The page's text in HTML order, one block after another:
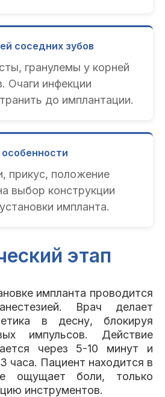
соседних зубов
гранулемы у корней
Очаги инфекции
до имплантации.
прикус, положение
выбор конструкции
импланта.
этап
импланта проводится
Врач делает
в десну, блокируя
импульсов. Действие
через 5-10 минут и
часа. Пациент находится в
ощущает боли, только
инструментов.